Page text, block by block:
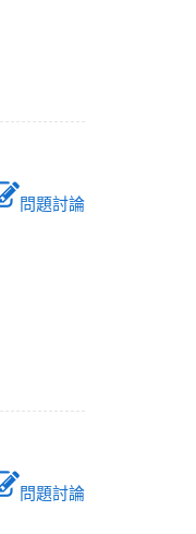
問題討論
問題討論